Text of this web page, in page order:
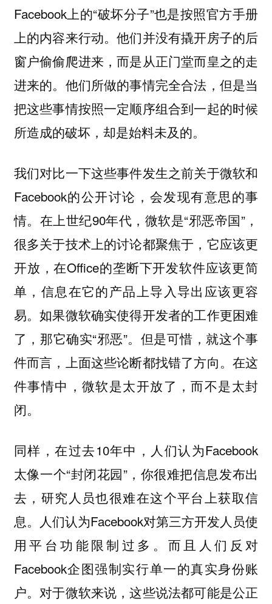
Facebook上的“破坏分子”也是按照官方手册
上的内容来行动。他们并没有撬开房子的后
窗户偷偷爬进来，而是从正门堂而皇之的走
进来的。他们所做的事情完全合法，但是当
把这些事情按照一定顺序组合到一起的时候
所造成的破坏，却是始料未及的。
我们对比一下这些事件发生之前关于微软和
Facebook的公开讨论，会发现有意思的事
情。在上世纪90年代，微软是“邪恶帝国”，
很多关于技术上的讨论都聚焦于，它应该更
开放，在Office的垄断下开发软件应该更简
单，信息在它的产品上导入导出应该更容
易。如果微软确实使得开发者的工作更困难
了，那它确实“邪恶”。但是可惜，就这个事
件而言，上面这些论断都找错了方向。在这
件事情中，微软是太开放了，而不是太封
闭。
同样，在过去10年中，人们认为Facebook
太像一个“封闭花园”，你很难把信息发布出
去，研究人员也很难在这个平台上获取信
息。人们认为Facebook对第三方开发人员使
用平台功能限制过多。而且人们反对
Facebook企图强制实行单一的真实身份账
户。对于微软来说，这些说法都可能是公正